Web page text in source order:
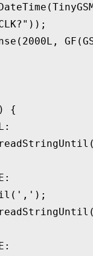
( 2000L , GF
readStringUntil (
( ',' );
readStringUntil (